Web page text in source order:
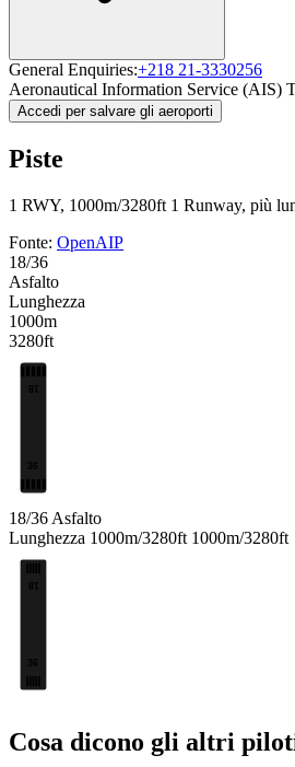
General Enquiries:+218 21-3330256
Aeronautical Information Service (AIS)
Accedi per salvare gli aeroporti
Piste
1 RWY, 1000m/3280ft 1 Runway, più
Fonte: OpenAIP
18/36
Asfalto
Lunghezza
1000m
3280ft
36
18
18/36 Asfalto
Lunghezza 1000m/3280ft 1000m/3280ft
36
18
Cosa dicono gli altri